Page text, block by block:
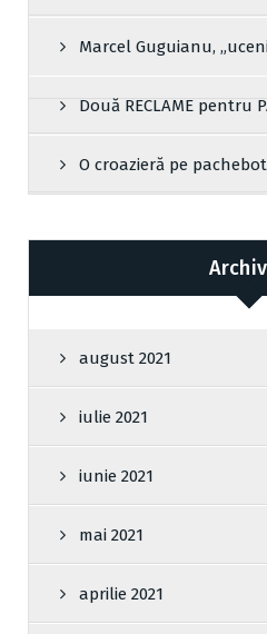
Marcel Guguianu,
Două RECLAME pentru
O croazieră pe
august 2021
iulie 2021
iunie 2021
mai 2021
aprilie 2021